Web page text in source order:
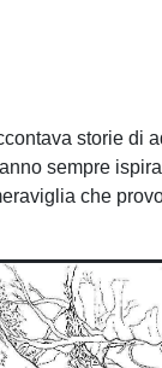
storie di
sempre
che